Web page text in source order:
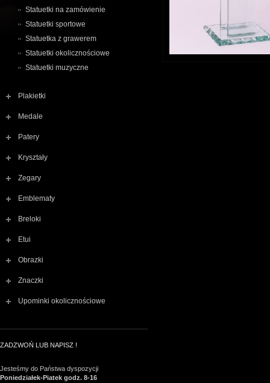
Statuetki na zamówienie
Statuetki sportowe
Statuetka z grawerem
Statuetki okolicznościowe
Statuetki muzyczne
Plakietki
Medale
Patery
Kryształy
Zegary
Emblematy
Breloki
Etui
Obrazki
Znaczki
Upominki okolicznościowe
ZADZWOŃ LUB NAPISZ !
Jesteśmy do Państwa dyspozycji
Poniedziałek-Piatek godz. 8-16